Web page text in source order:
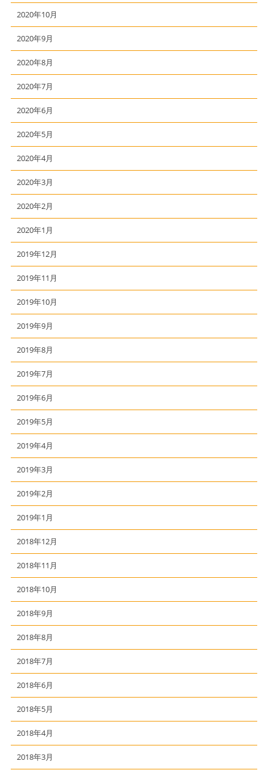
2020年10月
2020年9月
2020年8月
2020年7月
2020年6月
2020年5月
2020年4月
2020年3月
2020年2月
2020年1月
2019年12月
2019年11月
2019年10月
2019年9月
2019年8月
2019年7月
2019年6月
2019年5月
2019年4月
2019年3月
2019年2月
2019年1月
2018年12月
2018年11月
2018年10月
2018年9月
2018年8月
2018年7月
2018年6月
2018年5月
2018年4月
2018年3月